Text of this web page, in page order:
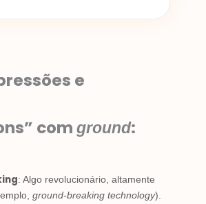
e
com ground:
: Algo revolucionário, altamente
ground-breaking technology).